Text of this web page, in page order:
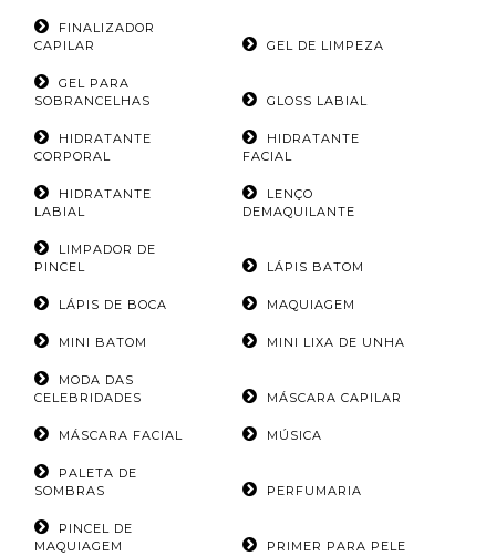
FINALIZADOR
CAPILAR
GEL DE LIMPEZA
GEL PARA
SOBRANCELHAS
GLOSS LABIAL
HIDRATANTE
CORPORAL
HIDRATANTE
FACIAL
HIDRATANTE
LABIAL
LENÇO
DEMAQUILANTE
LIMPADOR DE
PINCEL
LÁPIS BATOM
LÁPIS DE BOCA MAQUIAGEM
MINI BATOM MINI LIXA DE UNHA
MODA DAS
CELEBRIDADES
MÁSCARA CAPILAR
MÁSCARA FACIAL MÚSICA
PALETA DE
SOMBRAS
PERFUMARIA
PINCEL DE
MAQUIAGEM
PRIMER PARA PELE